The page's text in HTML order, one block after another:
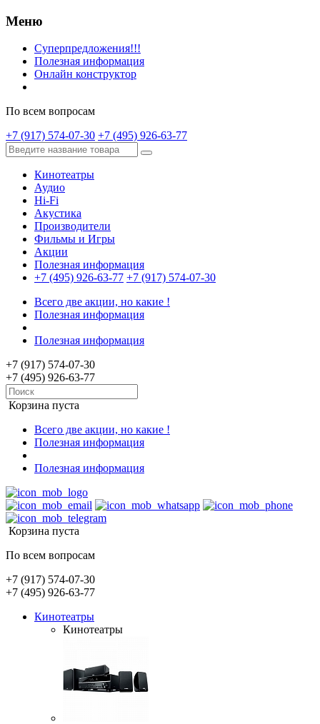
Меню
Суперпредложения!!!
Полезная информация
Онлайн конструктор
По всем вопросам
+7 (917) 574-07-30 +7 (495) 926-63-77
Кинотеатры
Аудио
Hi-Fi
Акустика
Производители
Фильмы и Игры
Акции
Полезная информация
+7 (495) 926-63-77 +7 (917) 574-07-30
Всего две акции, но какие !
Полезная информация
Полезная информация
+7 (917) 574-07-30
+7 (495) 926-63-77
Корзина пуста
Всего две акции, но какие !
Полезная информация
Полезная информация
Корзина пуста
По всем вопросам
+7 (917) 574-07-30
+7 (495) 926-63-77
Кинотеатры
Кинотеатры